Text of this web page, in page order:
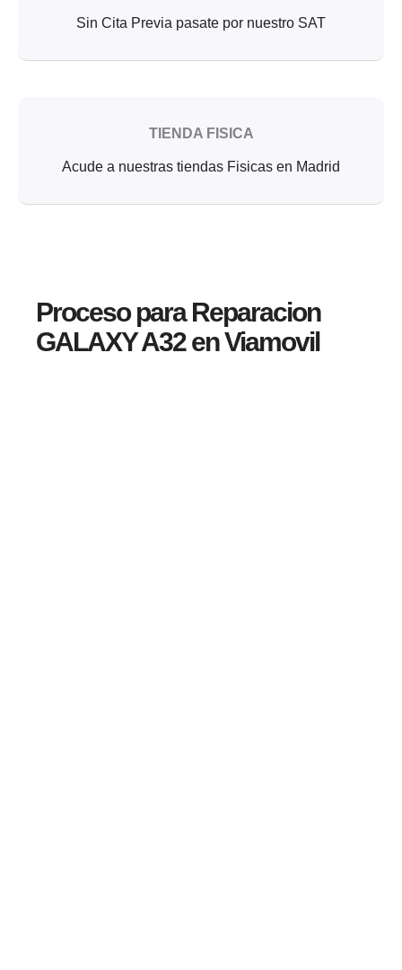
Sin Cita Previa pasate por nuestro SAT
TIENDA FISICA
Acude a nuestras tiendas Fisicas en Madrid
Proceso para Reparacion
GALAXY A32 en Viamovil